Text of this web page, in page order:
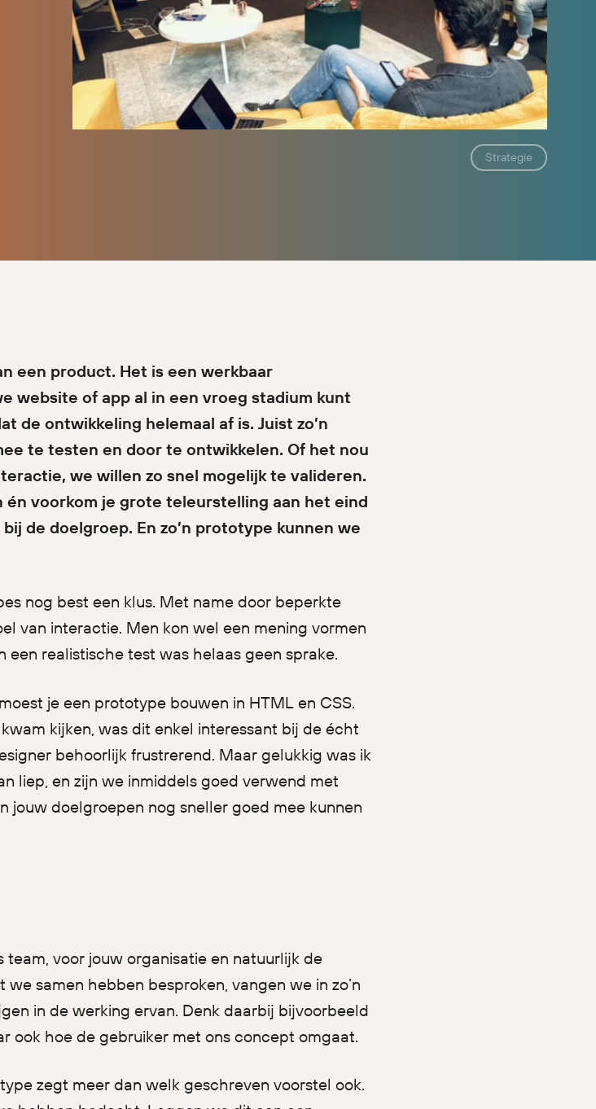
Strategie
een product. Het is een werkbaar
website of app al in een vroeg stadium kunt
de ontwikkeling helemaal af is. Juist zo’n
te testen en door te ontwikkelen. Of het nou
we willen zo snel mogelijk te valideren.
én voorkom je grote teleurstelling aan het eind
de doelgroep. En zo’n prototype kunnen we
nog best een klus. Met name door beperkte
van interactie. Men kon wel een mening vormen
een realistische test was helaas geen sprake.
je een prototype bouwen in HTML en CSS.
kijken, was dit enkel interessant bij de écht
behoorlijk frustrerend. Maar gelukkig was ik
liep, en zijn we inmiddels goed verwend met
jouw doelgroepen nog sneller goed mee kunnen
voor jouw organisatie en natuurlijk de
samen hebben besproken, vangen we in zo’n
in de werking ervan. Denk daarbij bijvoorbeeld
ook hoe de gebruiker met ons concept omgaat.
zegt meer dan welk geschreven voorstel ook.